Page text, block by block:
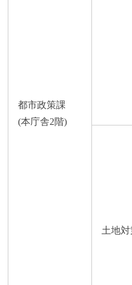
都市政策課
(本庁舎2階)
土地